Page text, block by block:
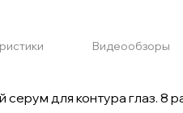
Видеообзоры
для контура глаз. 8